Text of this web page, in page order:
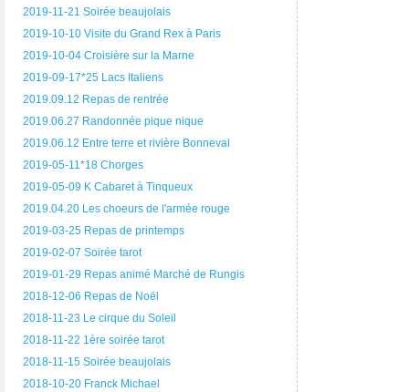
2019-11-21 Soirée beaujolais
2019-10-10 Visite du Grand Rex à Paris
2019-10-04 Croisière sur la Marne
2019-09-17*25 Lacs Italiens
2019.09.12 Repas de rentrée
2019.06.27 Randonnée pique nique
2019.06.12 Entre terre et rivière Bonneval
2019-05-11*18 Chorges
2019-05-09 K Cabaret à Tinqueux
2019.04.20 Les choeurs de l'armée rouge
2019-03-25 Repas de printemps
2019-02-07 Soirée tarot
2019-01-29 Repas animé Marché de Rungis
2018-12-06 Repas de Noël
2018-11-23 Le cirque du Soleil
2018-11-22 1ère soirée tarot
2018-11-15 Soirée beaujolais
2018-10-20 Franck Michael